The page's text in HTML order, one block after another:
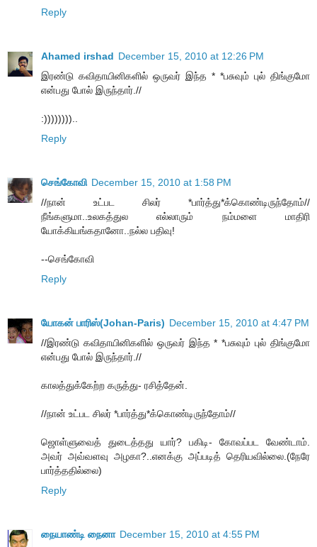
Reply
Ahamed irshad December 15, 2010 at 12:26 PM
இரண்டு கவிதாயினிகளில் ஒருவர் இந்த * *பசுவும் புல் திங்குமோ
என்பது போல் இருந்தார்.//
:))))))))..
Reply
செங்கோவி December 15, 2010 at 1:58 PM
//நான் உட்பட சிலர் *பார்த்து*க்கொண்டிருந்தோம்//
நீங்களுமா..உலகத்துல எல்லாரும் நம்மளை மாதிரி
யோக்கியங்கதானோ..நல்ல பதிவு!
--செங்கோவி
Reply
யோகன் பாரிஸ்(Johan-Paris) December 15, 2010 at 4:47 PM
//இரண்டு கவிதாயினிகளில் ஒருவர் இந்த * *பசுவும் புல் திங்குமோ
என்பது போல் இருந்தார்.//
காலத்துக்கேற்ற கருத்து- ரசித்தேன்.
//நான் உட்பட சிலர் *பார்த்து*க்கொண்டிருந்தோம்//
ஜொள்ளுவைத் துடைத்தது யார்? பகிடி- கோவப்பட வேண்டாம்.
அவர் அவ்வளவு அழகா?..எனக்கு அப்படித் தெரியவில்லை.(நேரே
பார்த்ததில்லை)
Reply
நையாண்டி நைனா December 15, 2010 at 4:55 PM